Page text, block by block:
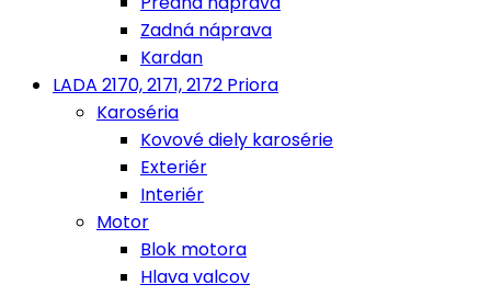
Zadná náprava
Kardan
LADA 2170, 2171, 2172 Priora
Karoséria
Kovové diely karosérie
Exteriér
Interiér
Motor
Blok motora
Hlava valcov